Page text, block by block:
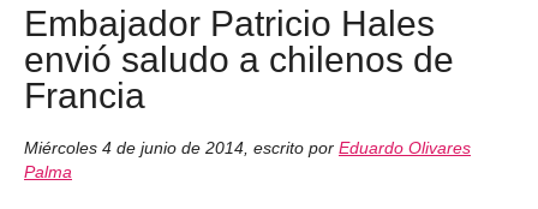
Embajador Patricio Hales
envió saludo a chilenos de
Francia
Miércoles 4 de junio de 2014, escrito por Eduardo Olivares
Palma